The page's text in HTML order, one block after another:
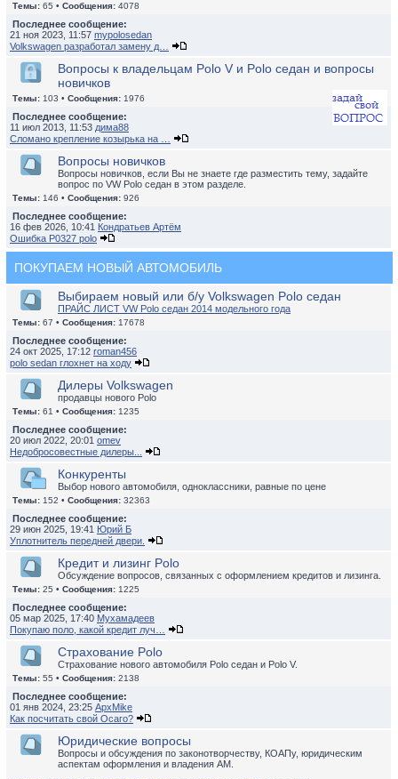
Темы: 65 • Сообщения: 4078
Последнее сообщение:
21 ноя 2023, 11:57 mypolosedan
Volkswagen разработал замену д…
Вопросы к владельцам Polo V и Polo седан и вопросы
новичков
Темы: 103 • Сообщения: 1976
Последнее сообщение:
11 июл 2013, 11:53 дима88
Сломано крепление козырька на …
Вопросы новичков
Вопросы новичков, если Вы не знаете где разместить тему, задайте
вопрос по VW Polo седан в этом разделе.
Темы: 146 • Сообщения: 926
Последнее сообщение:
16 фев 2026, 10:41 Кондратьев Артём
Ошибка P0327 polo
ПОКУПАЕМ НОВЫЙ АВТОМОБИЛЬ
Выбираем новый или б/у Volkswagen Polo седан
ПРАЙС ЛИСТ VW Polo седан 2014 модельного года
Темы: 67 • Сообщения: 17678
Последнее сообщение:
24 окт 2025, 17:12 roman456
polo sedan глохнет на ходу
Дилеры Volkswagen
продавцы нового Polo
Темы: 61 • Сообщения: 1235
Последнее сообщение:
20 июл 2022, 20:01 omev
Недобросовестные дилеры...
Конкуренты
Выбор нового автомобиля, одноклассники, равные по цене
Темы: 152 • Сообщения: 32363
Последнее сообщение:
29 июн 2025, 19:41 Юрий Б
Уплотнитель передней двери.
Кредит и лизинг Polo
Обсуждение вопросов, связанных с оформлением кредитов и лизинга.
Темы: 25 • Сообщения: 1225
Последнее сообщение:
05 мар 2025, 17:40 Мухамадеев
Покупаю поло, какой кредит луч…
Страхование Polo
Страхование нового автомобиля Polo седан и Polo V.
Темы: 55 • Сообщения: 2138
Последнее сообщение:
01 янв 2024, 23:25 ApxMike
Как посчитать свой Осаго?
Юридические вопросы
Вопросы и обсуждения по законотворчеству, КОАПу, юридическим
аспектам оформления и владения АМ.